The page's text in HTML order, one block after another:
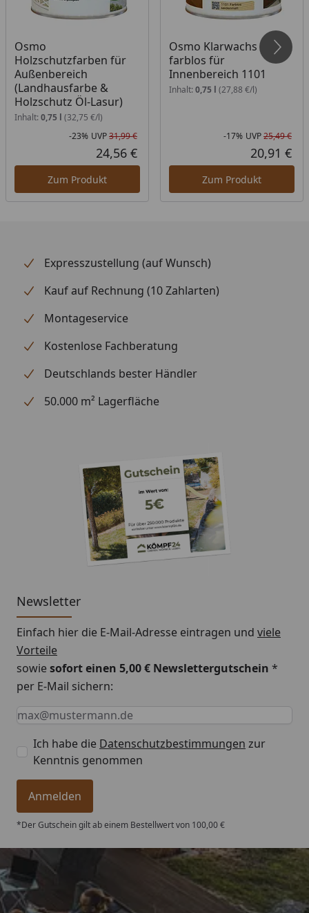
Osmo
Holzschutzfarben für
Außenbereich
(Landhausfarbe &
Holzschutz Öl-Lasur)
Inhalt: 0,75 l (32,75 €/l)
Rabatt in Prozent
-23%
Ursprünglicher Preis
UVP31,99 €
Aktueller Preis
24,56 €
Zum Produkt
Osmo Klarwachs
farblos für
Innenbereich 1101
Inhalt: 0,75 l (27,88 €/l)
-17% UVP25,49 €
20,91 €
Zum Produkt
Expresszustellung (auf Wunsch)
Kauf auf Rechnung (10 Zahlarten)
Montageservice
Kostenlose Fachberatung
Deutschlands bester Händler
50.000 m² Lagerfläche
Newsletter
Einfach hier die E-Mail-Adresse eintragen und viele
Vorteile
sowiesofort einen 5,00 € Newslettergutschein *
per E-Mail sichern:
Keine Eingabe erforderlich
Eingabe erforderlich
E-Mail *
Ich habe die Datenschutzbestimmungen zur
Kenntnis genommen
Anmelden
*Der Gutschein gilt ab einem Bestellwert von 100,00 €
Trusted Shops